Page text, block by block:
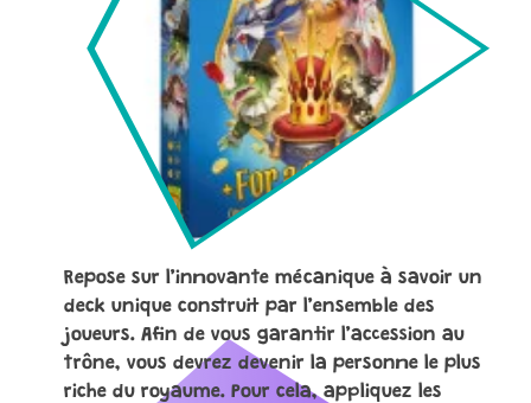
Repose sur l’innovante mécanique à savoir un
deck unique construit par l’ensemble des
joueurs. Afin de vous garantir l’accession au
trône, vous devrez devenir la personne le plus
riche du royaume. Pour cela, appliquez les